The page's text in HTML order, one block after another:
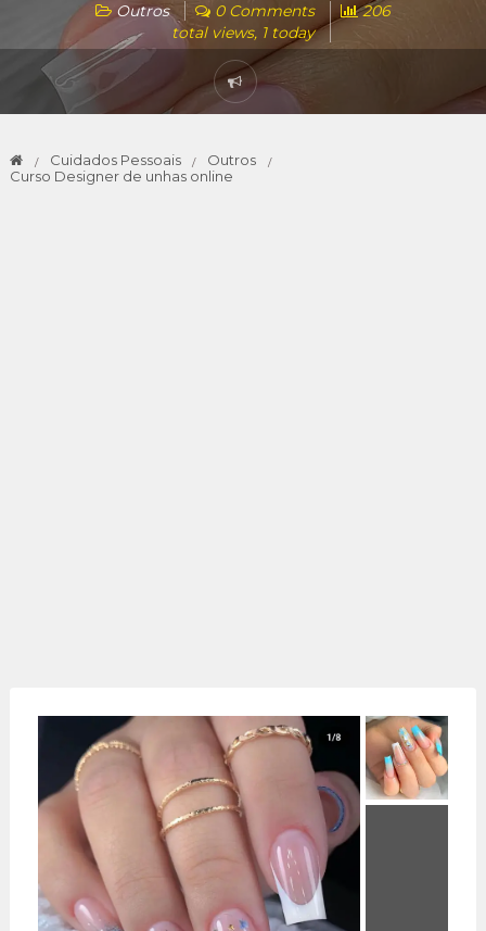
Outros 0 Comments
206
total views, 1 today
Cuidados Pessoais
Outros
Curso Designer de unhas online